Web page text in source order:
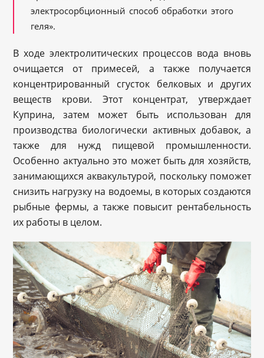
электросорбционный способ обработки этого
геля».
В ходе электролитических процессов вода вновь
очищается от примесей, а также получается
концентрированный сгусток белковых и других
веществ крови. Этот концентрат, утверждает
Куприна, затем может быть использован для
производства биологически активных добавок, а
также для нужд пищевой промышленности.
Особенно актуально это может быть для хозяйств,
занимающихся аквакультурой, поскольку поможет
снизить нагрузку на водоемы, в которых создаются
рыбные фермы, а также повысит рентабельность
их работы в целом.